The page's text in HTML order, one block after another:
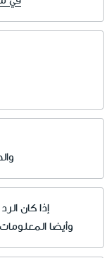
إذا كان الرد
وأيضا